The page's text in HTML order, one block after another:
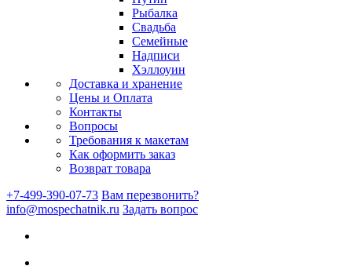
Рыбалка
Свадьба
Семейные
Надписи
Хэллоуин
Доставка и хранение
Цены и Оплата
Контакты
Вопросы
Требования к макетам
Как оформить заказ
Возврат товара
+7-499-390-07-73 Вам перезвонить?
info@mospechatnik.ru Задать вопрос